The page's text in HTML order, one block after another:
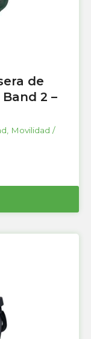
de
2 –
Movilidad /